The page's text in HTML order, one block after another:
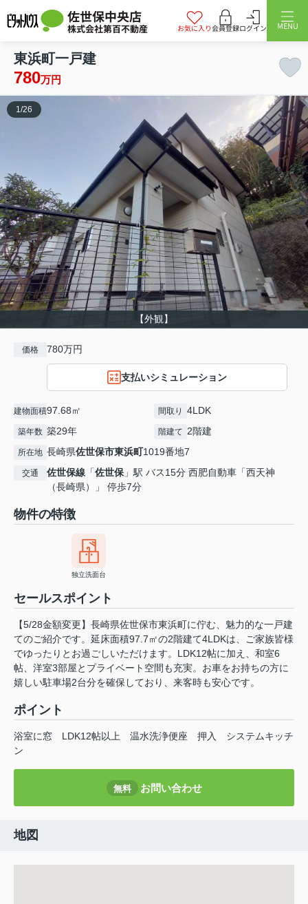
佐世保中央店
株式会社第百不動産 お気に入り会員登録ログイン MENU
東浜町一戸建
780万円
【外観】
1 /26
価格 780万円
支払いシミュレーション
建物面積97.68㎡ 間取り 4LDK
築年数 築29年 階建て 2階建
所在地 長崎県佐世保市東浜町1019番地7
交通 佐世保線 「佐世保 」駅 バス15分 西肥自動車「西天神
（長崎県）」 停歩7分
物件の特徴
独立洗面台
セールスポイント
【5/28金額変更】長崎県佐世保市東浜町に佇む、魅力的な一戸建
てのご紹介です。延床面積97.7㎡の2階建て4LDKは、ご家族皆様
でゆったりとお過ごしいただけます。LDK12帖に加え、和室6
帖、洋室3部屋とプライベート空間も充実。お車をお持ちの方に
嬉しい駐車場2台分を確保しており、来客時も安心です。
ポイント
浴室に窓 LDK12帖以上 温水洗浄便座 押入
システムキッチ
ン
無料 お問い合わせ
地図